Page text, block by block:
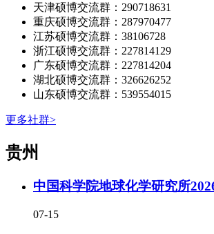
天津硕博交流群：290718631
重庆硕博交流群：287970477
江苏硕博交流群：38106728
浙江硕博交流群：227814129
广东硕博交流群：227814204
湖北硕博交流群：326626252
山东硕博交流群：539554015
更多社群>
‌‌贵州
中国科学院地球化学研究所
07-15